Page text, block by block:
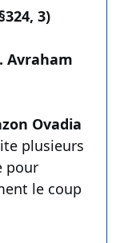
3)
Avraham
Ovadia
plusieurs
pour
le coup